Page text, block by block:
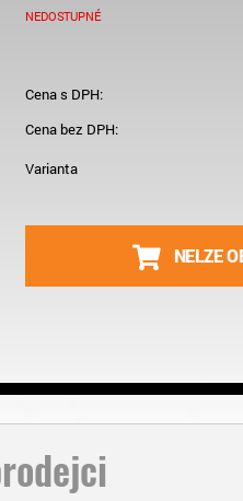
NEDOSTUPNÉ
Cena s DPH:
Cena bez DPH:
Varianta
NELZE